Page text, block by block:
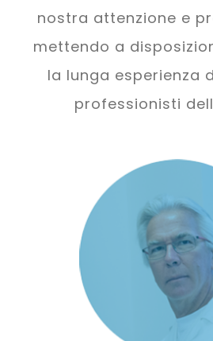
nostra attenzione e
mettendo a
la lunga esperienza
professionisti